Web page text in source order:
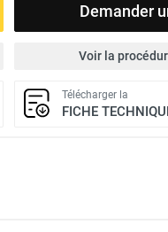
Demander
Voir la
Télécharger la
FICHE